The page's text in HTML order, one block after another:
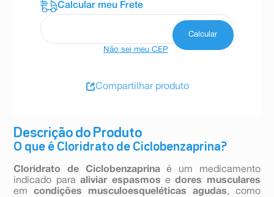
Descrição do Produto
O que é Cloridrato de Ciclobenzaprina?
Cloridrato de Ciclobenzaprinaé um medicamento
indicado paraaliviar espasmos edores musculares
emcondições musculoesqueléticas agudas, como
Não sei meu CEP
Compartilhar produto